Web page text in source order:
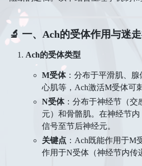
皇室战争
泰拉瑞亚
足球
语言
面试
生活
食
住
区域旅行套装
经济管理
初中
高中
大学
美术
文学
音乐
表演
留言板
说说
登录
🔬 一、Ach的受体作用与迷
Ach的受体类型
M受体：分布于平滑肌、腺
心肌等，Ach激活M受体可
N受体：分布于神经节（交
元）和骨骼肌。在神经节
信号至节后神经元。
关键点 ：Ach既能作用于M
作用于N受体（神经节内传